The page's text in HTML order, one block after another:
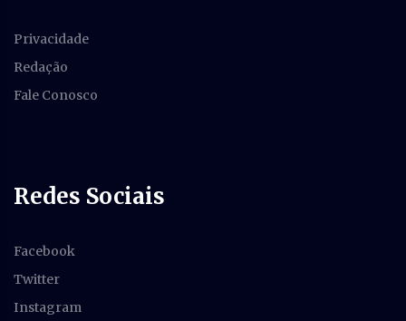
Privacidade
Redação
Fale Conosco
Redes Sociais
Facebook
Twitter
Instagram